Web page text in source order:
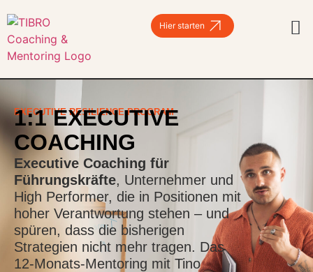
Hier starten
EXECUTIVE RESILIENCE PROGRAM
1:1 EXECUTIVE
COACHING
Executive Coaching für
Führungskräfte, Unternehmer und
High Performer, die in Positionen mit
hoher Verantwortung stehen – und
spüren, dass die bisherigen
Strategien nicht mehr tragen. Das
12-Monats-Mentoring mit Tino